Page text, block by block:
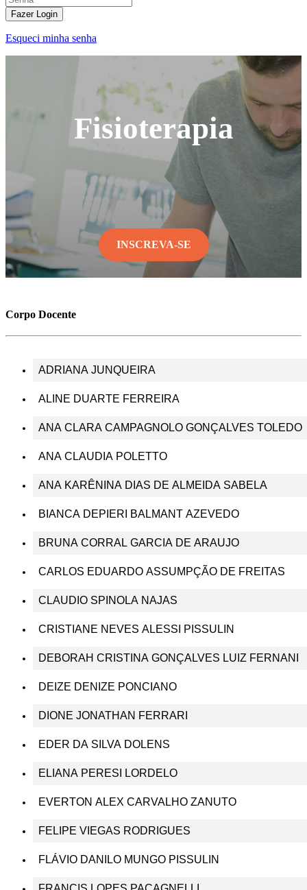
Fazer Login
Esqueci minha senha
Fisioterapia
INSCREVA-SE
Corpo Docente
ADRIANA JUNQUEIRA
ALINE DUARTE FERREIRA
ANA CLARA CAMPAGNOLO GONÇALVES TOLEDO
ANA CLAUDIA POLETTO
ANA KARÊNINA DIAS DE ALMEIDA SABELA
BIANCA DEPIERI BALMANT AZEVEDO
BRUNA CORRAL GARCIA DE ARAUJO
CARLOS EDUARDO ASSUMPÇÃO DE FREITAS
CLAUDIO SPINOLA NAJAS
CRISTIANE NEVES ALESSI PISSULIN
DEBORAH CRISTINA GONÇALVES LUIZ FERNANI
DEIZE DENIZE PONCIANO
DIONE JONATHAN FERRARI
EDER DA SILVA DOLENS
ELIANA PERESI LORDELO
EVERTON ALEX CARVALHO ZANUTO
FELIPE VIEGAS RODRIGUES
FLÁVIO DANILO MUNGO PISSULIN